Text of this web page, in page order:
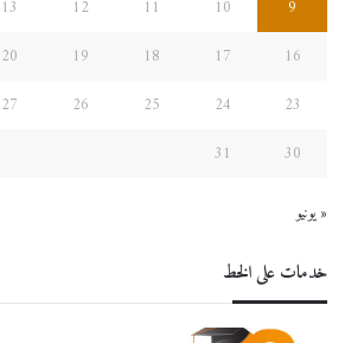
9
10
11
12
13
16
17
18
19
20
23
24
25
26
27
30
31
« يونيو
خدمات على الخط